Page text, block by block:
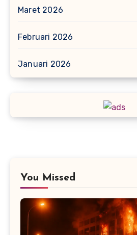
Maret 2026
Februari 2026
Januari 2026
You Missed